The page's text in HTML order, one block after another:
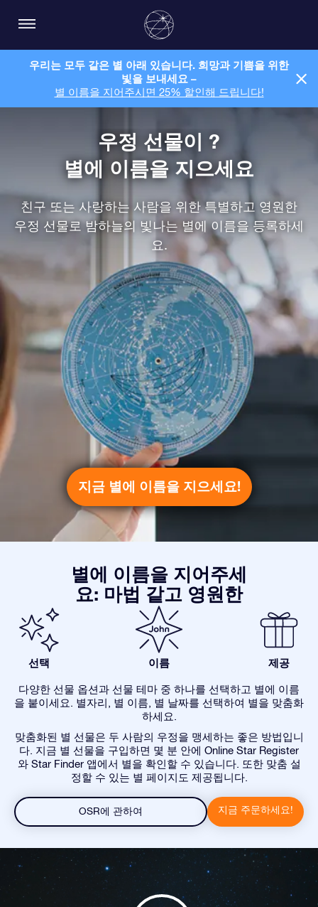
우리는 모두 같은 별 아래 있습니다. 희망과 기쁨을 위한
빛을 보내세요 –
별 이름을 지어주시면 25% 할인해 드립니다!
우정 선물이 ?
별에 이름을 지으세요
친구 또는 사랑하는 사람을 위한 특별하고 영원한
우정 선물로 밤하늘의 빛나는 별에 이름을 등록하세
요.
지금 별에 이름을 지으세요!
별에 이름을 지어주세
요: 마법 같고 영원한
선택 이름 제공
다양한 선물 옵션과 선물 테마 중 하나를 선택하고 별에 이름
을 붙이세요. 별자리, 별 이름, 별 날짜를 선택하여 별을 맞춤화
하세요.
맞춤화된 별 선물은 두 사람의 우정을 맹세하는 좋은 방법입니
다. 지금 별 선물을 구입하면 몇 분 안에 Online Star Register
와 Star Finder 앱에서 별을 확인할 수 있습니다. 또한 맞춤 설
정할 수 있는 별 페이지도 제공됩니다.
OSR에 관하여 지금 주문하세요!